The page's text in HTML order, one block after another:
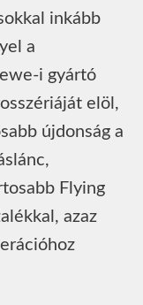
inkább
a
i gyártó
elöl,
újdonság a
Flying
azaz